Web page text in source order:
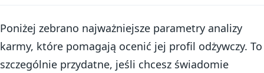
Poniżej zebrano najważniejsze parametry analizy
karmy, które pomagają ocenić jej profil odżywczy. To
szczególnie przydatne, jeśli chcesz świadomie